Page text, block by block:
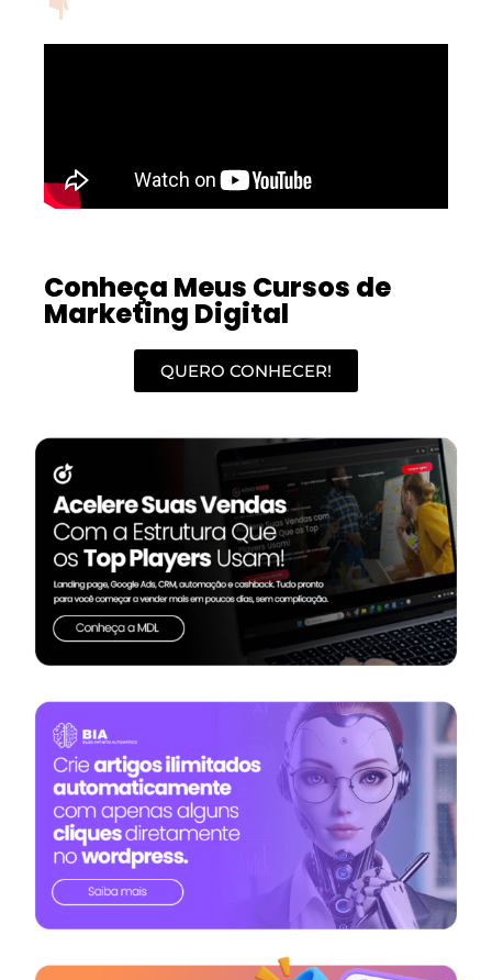
Conheça Meus Cursos de
Marketing Digital
QUERO CONHECER!